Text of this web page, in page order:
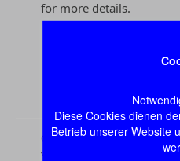
Diese Cookies dienen
Betrieb unserer Website